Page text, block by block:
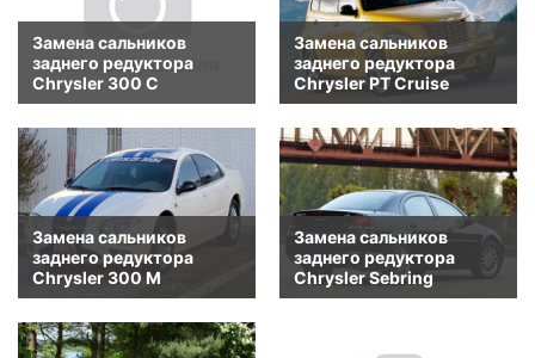
Замена сальников
заднего редуктора
Chrysler 300 C
Замена сальников
заднего редуктора
Chrysler PT Cruise
Замена сальников
заднего редуктора
Chrysler 300 M
Замена сальников
заднего редуктора
Chrysler Sebring